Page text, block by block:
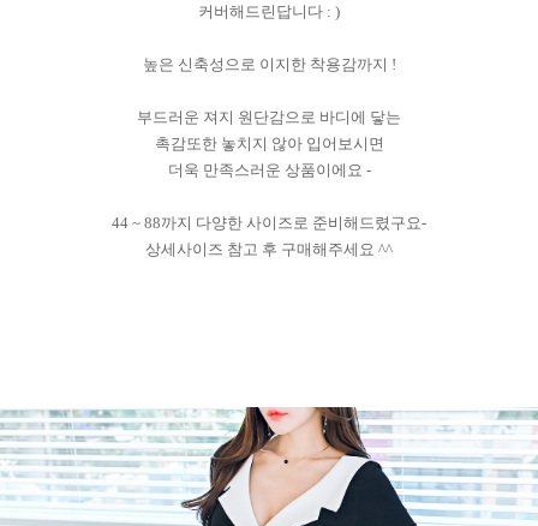
커버해드린답니다 : )
높은 신축성으로 이지한 착용감까지 !
부드러운 져지 원단감으로 바디에 닿는
촉감또한 놓치지 않아 입어보시면
더욱 만족스러운 상품이에요 -
44 ~ 88까지 다양한 사이즈로 준비해드렸구요-
상세사이즈 참고 후 구매해주세요 ^^